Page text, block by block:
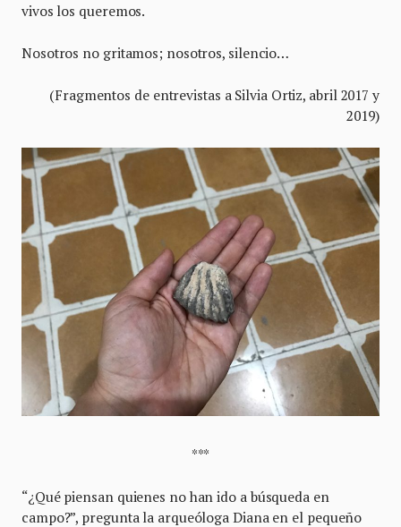
vivos los queremos.
Nosotros no gritamos; nosotros, silencio…
(Fragmentos de entrevistas a Silvia Ortiz, abril 2017 y
2019)
***
“¿Qué piensan quienes no han ido a búsqueda en
campo?”, pregunta la arqueóloga Diana en el pequeño